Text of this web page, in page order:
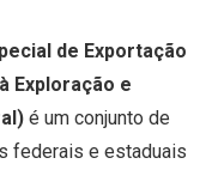
de Exportação
Exploração e
é um conjunto de
federais e estaduais